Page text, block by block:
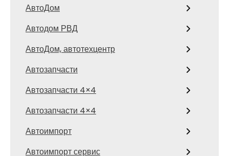
АвтоДом
Автодом РВД
АвтоДом, автотехцентр
Автозапчасти
Автозапчасти 4×4
Автозапчасти 4×4
Автоимпорт
Автоимпорт сервис